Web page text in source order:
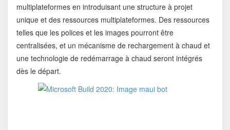
multiplateformes en introduisant une structure à projet
unique et des ressources multiplateformes. Des ressources
telles que les polices et les images pourront être
centralisées, et un mécanisme de rechargement à chaud et
une technologie de redémarrage à chaud seront intégrés
dès le départ.